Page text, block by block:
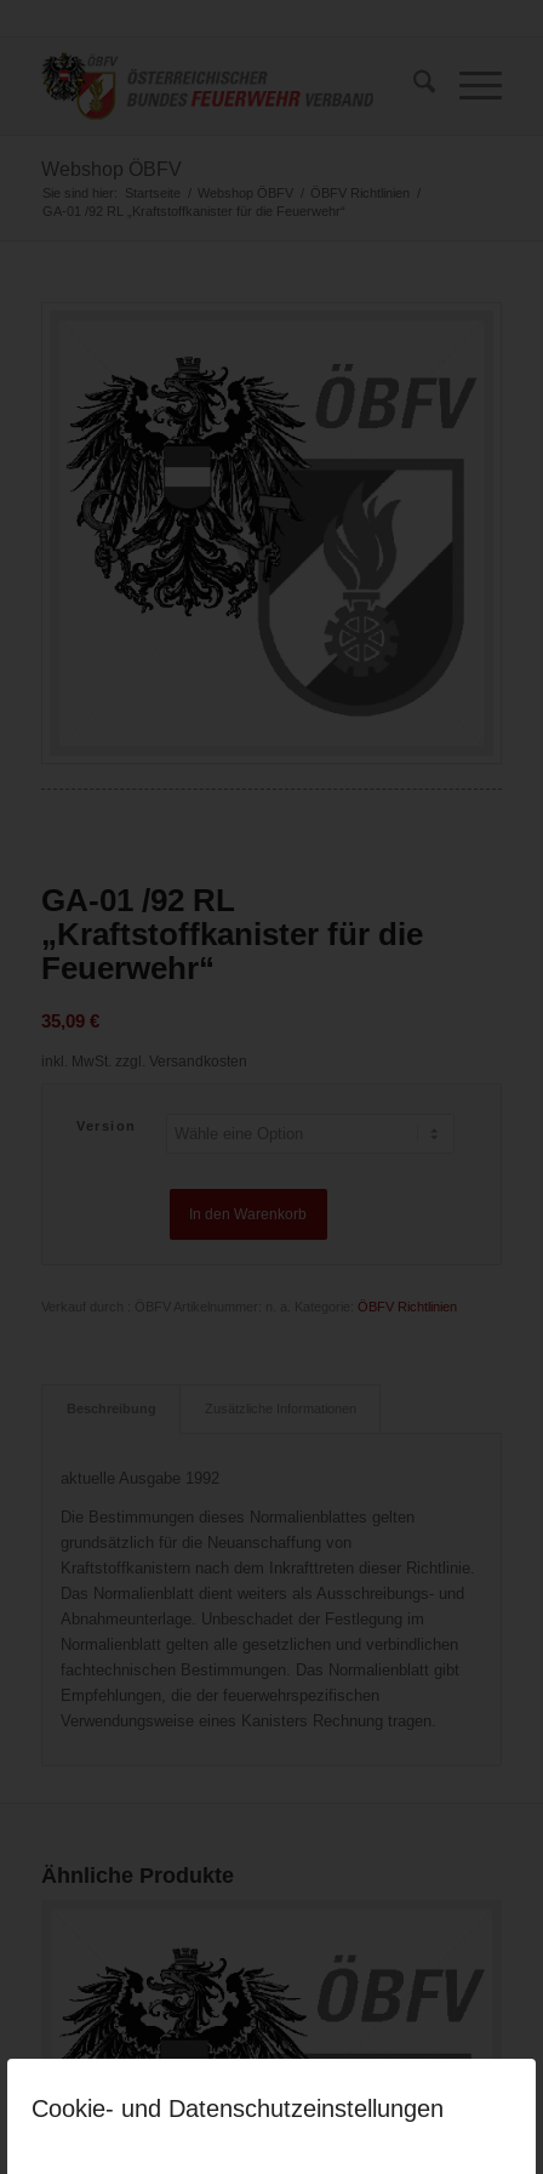
Cookie- und Datenschutzeinstellungen
Webshop ÖBFV
Sie sind hier: Startseite / Webshop ÖBFV / ÖBFV Richtlinien
/
GA-01 /92 RL „Kraftstoffkanister für die Feuerwehr“
GA-01 /92 RL
„Kraftstoffkanister für die
Feuerwehr“
35,09 €
inkl. MwSt. zzgl. Versandkosten
Version
In den Warenkorb
ÖBFV Richtlinien
aktuelle Ausgabe 1992
Die Bestimmungen dieses Normalienblattes gelten
grundsätzlich für die Neuanschaffung von
Kraftstoffkanistern nach dem Inkrafttreten dieser Richtlinie.
Das Normalienblatt dient weiters als Ausschreibungs- und
Abnahmeunterlage. Unbeschadet der Festlegung im
Normalienblatt gelten alle gesetzlichen und verbindlichen
fachtechnischen Bestimmungen. Das Normalienblatt gibt
Empfehlungen, die der feuerwehrspezifischen
Verwendungsweise eines Kanisters Rechnung tragen.
Ähnliche Produkte